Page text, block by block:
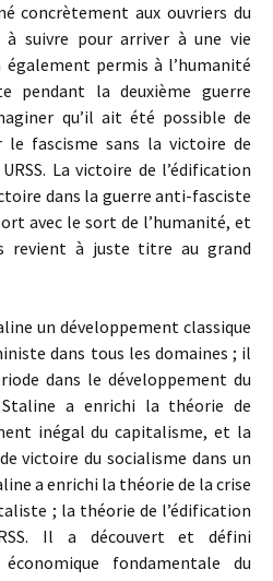
concrètement aux ouvriers du
suivre pour arriver à une vie
également permis à l’humanité
pendant la deuxième guerre
qu’il ait été possible de
fascisme sans la victoire de
La victoire de l’édification
dans la guerre anti-fasciste
avec le sort de l’humanité, et
revient à juste titre au grand
un développement classique
dans tous les domaines ; il
dans le développement du
Staline a enrichi la théorie de
inégal du capitalisme, et la
victoire du socialisme dans un
a enrichi la théorie de la crise
; la théorie de l’édification
Il a découvert et défini
fondamentale du